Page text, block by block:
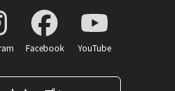
Facebook YouTube